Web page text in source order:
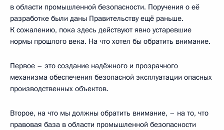
в области промышленной безопасности. Поручения о её
разработке были даны Правительству ещё раньше.
К сожалению, пока здесь действуют явно устаревшие
нормы прошлого века. На что хотел бы обратить внимание.
Первое – это создание надёжного и прозрачного
механизма обеспечения безопасной эксплуатации опасных
производственных объектов.
Второе, на что мы должны обратить внимание, – на то, что
правовая база в области промышленной безопасности